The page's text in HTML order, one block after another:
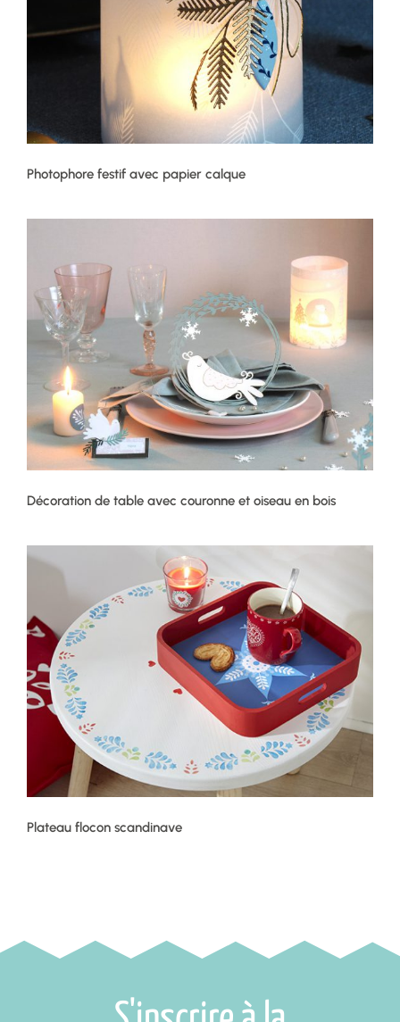
Photophore festif avec papier calque
Décoration de table avec couronne et oiseau en bois
Plateau flocon scandinave